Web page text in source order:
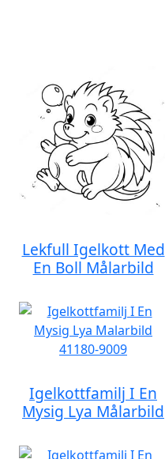
Lekfull Igelkott Med
En Boll Målarbild
Igelkottfamilj I En
Mysig Lya Målarbild